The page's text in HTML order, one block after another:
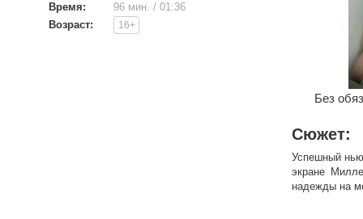
Время:
96 мин. / 01:36
Возраст:
16+
Без
Сюжет:
Успешный
экране
надежды на